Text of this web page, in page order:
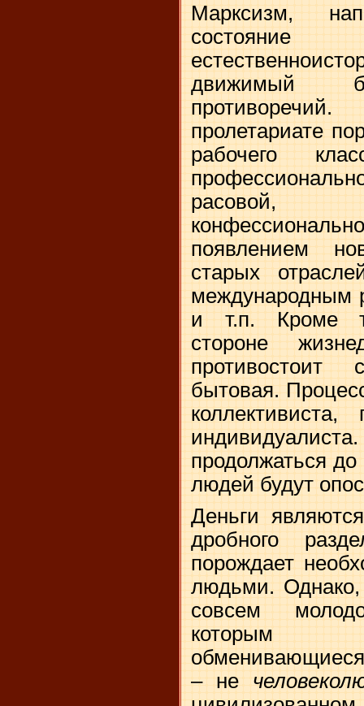
Марксизм,
движимый
пролетариате
рабочего
расовой,
появлением
старых
международным
и т.п. Кроме
стороне
противостоит
бытовая.
продолжаться
людей будут
Деньги
дробного
порождает
людьми.
совсем
которым
– не